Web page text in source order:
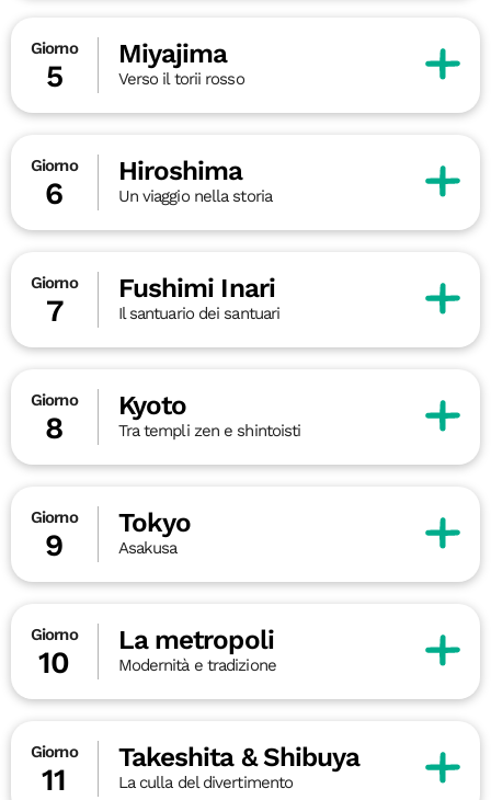
Giorno
5
Miyajima
Verso il torii rosso
Giorno
6
Hiroshima
Un viaggio nella storia
Giorno
7
Fushimi Inari
Il santuario dei santuari
Giorno
8
Kyoto
Tra templi zen e shintoisti
Giorno
9
Tokyo
Asakusa
Giorno
10
La metropoli
Modernità e tradizione
Giorno
11
Takeshita & Shibuya
La culla del divertimento